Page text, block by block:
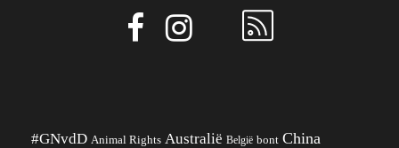
#GNvdD Animal Rights Australië België bont China